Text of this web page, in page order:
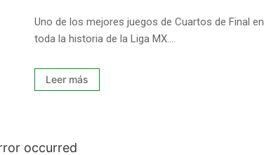
Uno de los mejores juegos de Cuartos de Final en
toda la historia de la Liga MX....
Leer más
occurred